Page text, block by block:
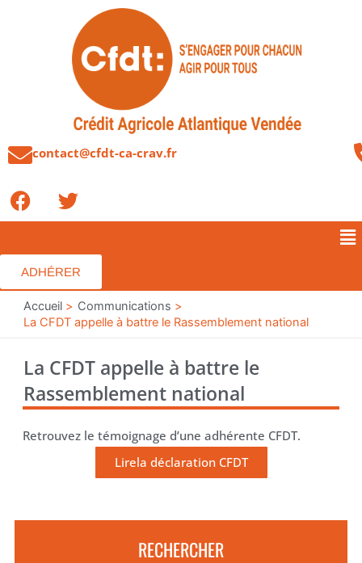
contact@cfdt-ca-crav.fr
F
a
e
b
o
o
k
T
w
t
t
e
r
ADHÉRER
Accueil
Communications
La CFDT appelle à battre le Rassemblement national
La CFDT appelle à battre le
Rassemblement national
Retrouvez le témoignage d’une adhérente CFDT.
Lirela déclaration CFDT
RECHERCHER